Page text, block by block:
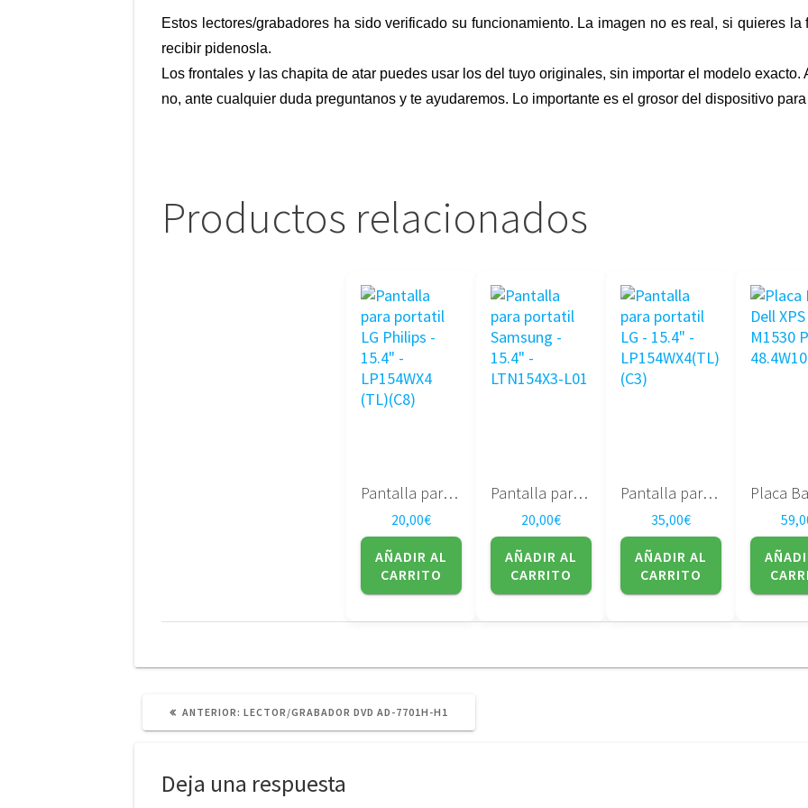
Estos lectores/grabadores ha sido verificado su funcionamiento. La imagen no es real, si quieres
recibir pidenosla.
Los frontales y las chapita de atar puedes usar los del tuyo originales, sin importar el modelo
no, ante cualquier duda preguntanos y te ayudaremos. Lo importante es el grosor del dispositivo
Productos relacionados
Pantalla para portatil LG Philips – 15.4″ – LP154WX4 (TL)(C8)
20,00€
AÑADIR AL
CARRITO
Pantalla para portatil Samsung – 15.4″ – LTN154X3-L01
20,00€
AÑADIR AL
CARRITO
Pantalla para portatil LG – 15.4″ – LP154WX4(TL)(C3)
35,00€
AÑADIR AL
CARRITO
ANTERIOR: POST
LECTOR/GRABADOR DVD AD-7701H-H1
Deja una respuesta